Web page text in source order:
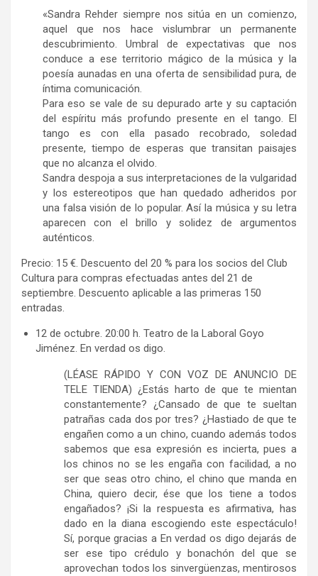
«Sandra Rehder siempre nos sitúa en un comienzo,
aquel que nos hace vislumbrar un permanente
descubrimiento. Umbral de expectativas que nos
conduce a ese territorio mágico de la música y la
poesía aunadas en una oferta de sensibilidad pura, de
íntima comunicación.
Para eso se vale de su depurado arte y su captación
del espíritu más profundo presente en el tango. El
tango es con ella pasado recobrado, soledad
presente, tiempo de esperas que transitan paisajes
que no alcanza el olvido.
Sandra despoja a sus interpretaciones de la vulgaridad
y los estereotipos que han quedado adheridos por
una falsa visión de lo popular. Así la música y su letra
aparecen con el brillo y solidez de argumentos
auténticos.
Precio: 15 €. Descuento del 20 % para los socios del Club
Cultura para compras efectuadas antes del 21 de
septiembre. Descuento aplicable a las primeras 150
entradas.
12 de octubre. 20:00 h. Teatro de la Laboral Goyo
Jiménez. En verdad os digo.
(LÉASE RÁPIDO Y CON VOZ DE ANUNCIO DE
TELE TIENDA) ¿Estás harto de que te mientan
constantemente? ¿Cansado de que te sueltan
patrañas cada dos por tres? ¿Hastiado de que te
engañen como a un chino, cuando además todos
sabemos que esa expresión es incierta, pues a
los chinos no se les engaña con facilidad, a no
ser que seas otro chino, el chino que manda en
China, quiero decir, ése que los tiene a todos
engañados? ¡Si la respuesta es afirmativa, has
dado en la diana escogiendo este espectáculo!
Sí, porque gracias a En verdad os digo dejarás de
ser ese tipo crédulo y bonachón del que se
aprovechan todos los sinvergüenzas, mentirosos